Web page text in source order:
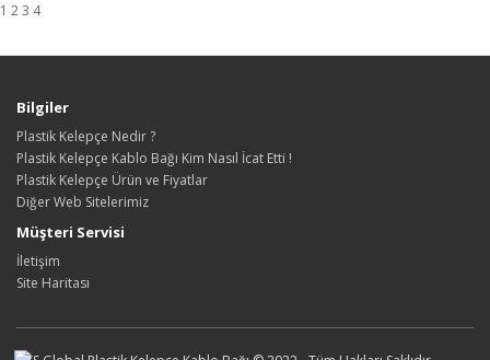
1 2 3 4
Bilgiler
Plastik Kelepçe Nedir ?
Plastik Kelepçe Kablo Bağı Kim Nasıl İcat Etti !
Plastik Kelepçe Ürün ve Fiyatlar
Diğer Web Sitelerimiz
Müşteri Servisi
İletişim
Site Haritası